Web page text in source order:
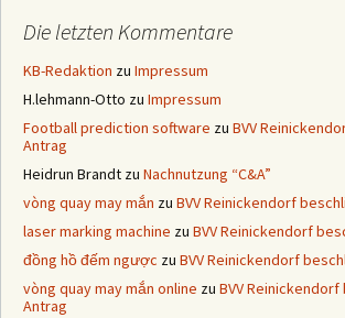
Die letzten Kommentare
KB-Redaktion zu Impressum
H.lehmann-Otto zu Impressum
Football prediction software zu BVV
Antrag
Heidrun Brandt zu Nachnutzung “C&A”
vòng quay may mắn zu BVV Reinickendorf
laser marking machine zu BVV Reinickendorf
đồng hồ đếm ngược zu BVV Reinickendorf
vòng quay may mắn online zu BVV Reinickendorf
Antrag